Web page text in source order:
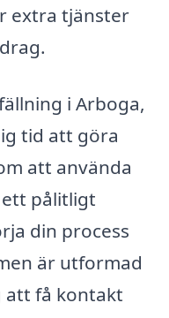
extra tjänster
i Arboga,
tid att göra
att använda
pålitligt
din process
är utformad
få kontakt